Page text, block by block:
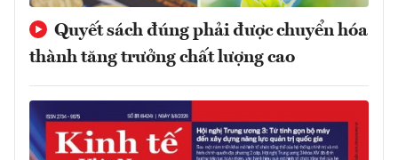
Quyết sách đúng phải được chuyển hóa
thành tăng trưởng chất lượng cao